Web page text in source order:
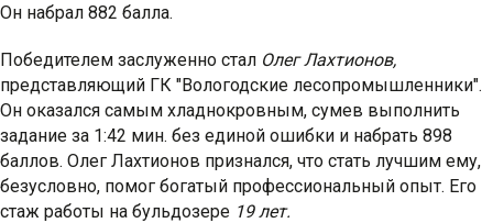
Он набрал 882 балла.
Победителем заслуженно стал Олег Лахтионов,
представляющий ГК "Вологодские лесопромышленники".
Он оказался самым хладнокровным, сумев выполнить
задание за 1:42 мин. без единой ошибки и набрать 898
баллов. Олег Лахтионов признался, что стать лучшим ему,
безусловно, помог богатый профессиональный опыт. Его
стаж работы на бульдозере 19 лет.